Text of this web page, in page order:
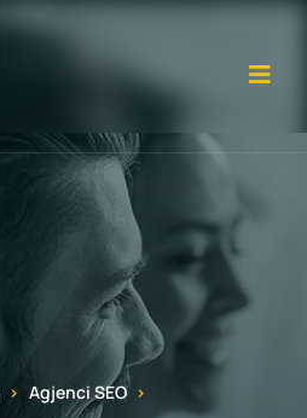
Agjenci SEO